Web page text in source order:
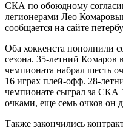
СКА по обоюдному
легионерами Лео
сообщается на сайте
Оба хоккеиста пополнили
сезона. 35-летний Комаров
чемпионата набрал шесть
16 играх плей-офф. 28-
чемпионате сыграл за СКА
очками, еще семь очков он
Также закончились